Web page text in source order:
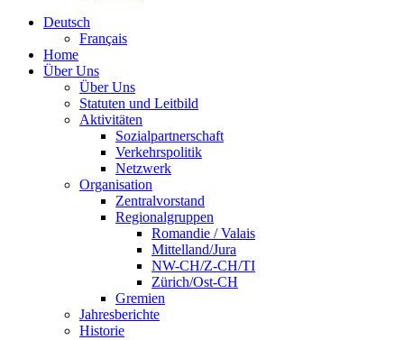
Deutsch
Français
Home
Über Uns
Über Uns
Statuten und Leitbild
Aktivitäten
Sozialpartnerschaft
Verkehrspolitik
Netzwerk
Organisation
Zentralvorstand
Regionalgruppen
Romandie / Valais
Mittelland/Jura
NW-CH/Z-CH/TI
Zürich/Ost-CH
Gremien
Jahresberichte
Historie